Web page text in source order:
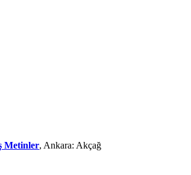
Metinler, Ankara: Akçağ